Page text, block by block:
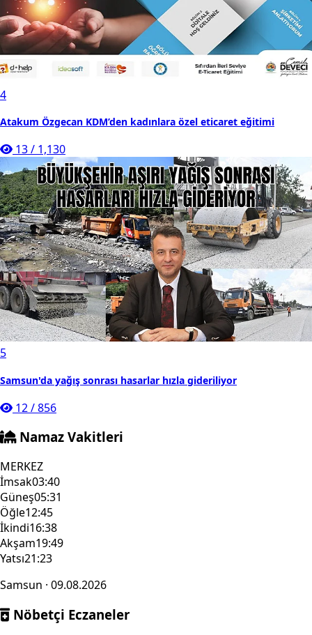
4
Atakum Özgecan KDM’den kadınlara özel eticaret eğitimi
13/ 1,130
5
Samsun'da yağış sonrası hasarlar hızla gideriliyor
12/856
Namaz Vakitleri
MERKEZ
İmsak03:40
Güneş05:31
Öğle12:45
İkindi16:38
Akşam19:49
Yatsı21:23
Samsun · 09.08.2026
Nöbetçi Eczaneler